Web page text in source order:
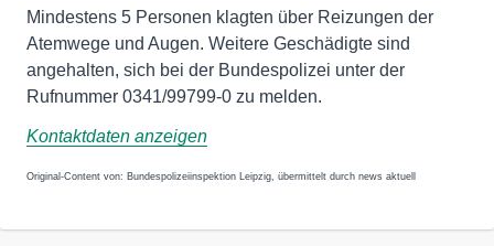
Mindestens 5 Personen klagten über Reizungen der
Atemwege und Augen. Weitere Geschädigte sind
angehalten, sich bei der Bundespolizei unter der
Rufnummer 0341/99799-0 zu melden.
Kontaktdaten anzeigen
Original-Content von: Bundespolizeiinspektion Leipzig, übermittelt durch news aktuell